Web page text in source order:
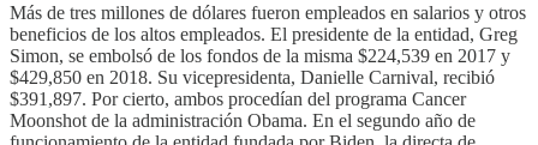
Más de tres millones de dólares fueron empleados en salarios y otros
beneficios de los altos empleados. El presidente de la entidad, Greg
Simon, se embolsó de los fondos de la misma $224,539 en 2017 y
$429,850 en 2018. Su vicepresidenta, Danielle Carnival, recibió
$391,897. Por cierto, ambos procedían del programa Cancer
Moonshot de la administración Obama. En el segundo año de